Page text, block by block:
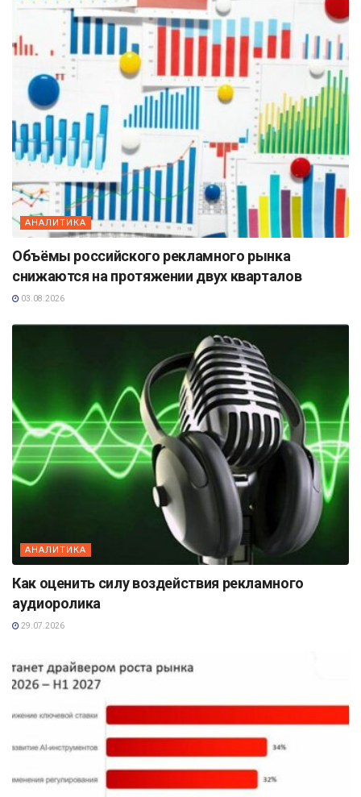
АНАЛИТИКА
Объёмы российского рекламного рынка
снижаются на протяжении двух кварталов
03.08.2026
АНАЛИТИКА
Как оценить силу воздействия рекламного
аудиоролика
29.07.2026